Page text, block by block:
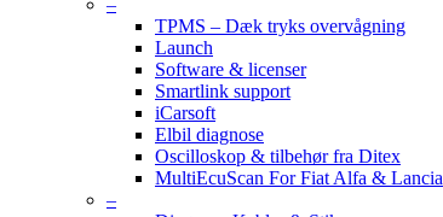
–
TPMS – Dæk tryks overvågning
Launch
Software & licenser
Smartlink support
iCarsoft
Elbil diagnose
Oscilloskop & tilbehør fra Ditex
MultiEcuScan For Fiat Alfa & Lancia
–